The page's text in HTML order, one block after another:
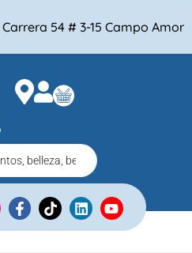
Carrera 54 # 3-15 Campo Amor